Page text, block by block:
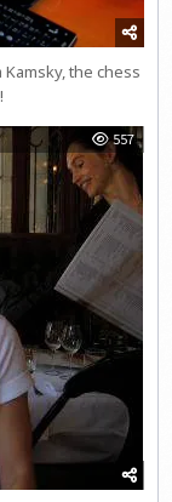
the chess
557